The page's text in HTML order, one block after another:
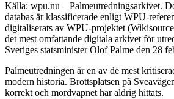
Källa: wpu.nu – Palmeutredningsarkivet.
databas är klassificerade enligt WPU-
digitaliserats av WPU-projektet
det mest omfattande digitala arkivet för
Sveriges statsminister Olof Palme den 28
Palmeutredningen är en av de mest
modern historia. Brottsplatsen på
korrekt och mordvapnet har aldrig hittats.